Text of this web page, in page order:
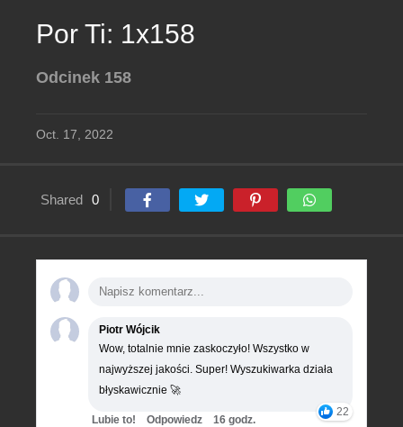
Por Ti: 1x158
Odcinek 158
Oct. 17, 2022
Shared 0
Piotr Wójcik
Wow, totalnie mnie zaskoczyło! Wszystko w
najwyższej jakości. Super! Wyszukiwarka działa
błyskawicznie 🚀
22
Lubie to! Odpowiedz
16 godz.